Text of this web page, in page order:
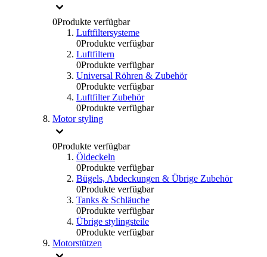
0Produkte verfügbar
Luftfiltersysteme
0Produkte verfügbar
Luftfiltern
0Produkte verfügbar
Universal Röhren & Zubehör
0Produkte verfügbar
Luftfilter Zubehör
0Produkte verfügbar
Motor styling
0Produkte verfügbar
Öldeckeln
0Produkte verfügbar
Bügels, Abdeckungen & Übrige Zubehör
0Produkte verfügbar
Tanks & Schläuche
0Produkte verfügbar
Übrige stylingsteile
0Produkte verfügbar
Motorstützen